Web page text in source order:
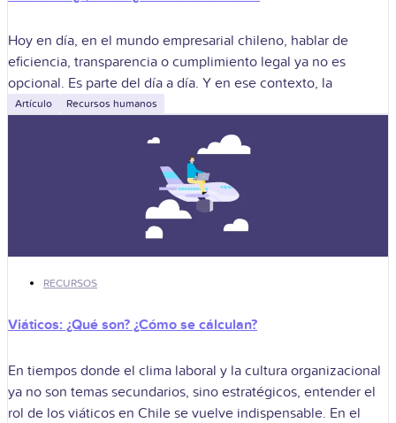
Hoy en día, en el mundo empresarial chileno, hablar de
eficiencia, transparencia o cumplimiento legal ya no es
opcional. Es parte del día a día. Y en ese contexto, la
Artículo Recursos humanos
RECURSOS
Viáticos: ¿Qué son? ¿Cómo se cálculan?
En tiempos donde el clima laboral y la cultura organizacional
ya no son temas secundarios, sino estratégicos, entender el
rol de los viáticos en Chile se vuelve indispensable. En el